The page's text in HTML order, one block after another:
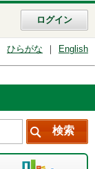
ログイン
ひらがな English